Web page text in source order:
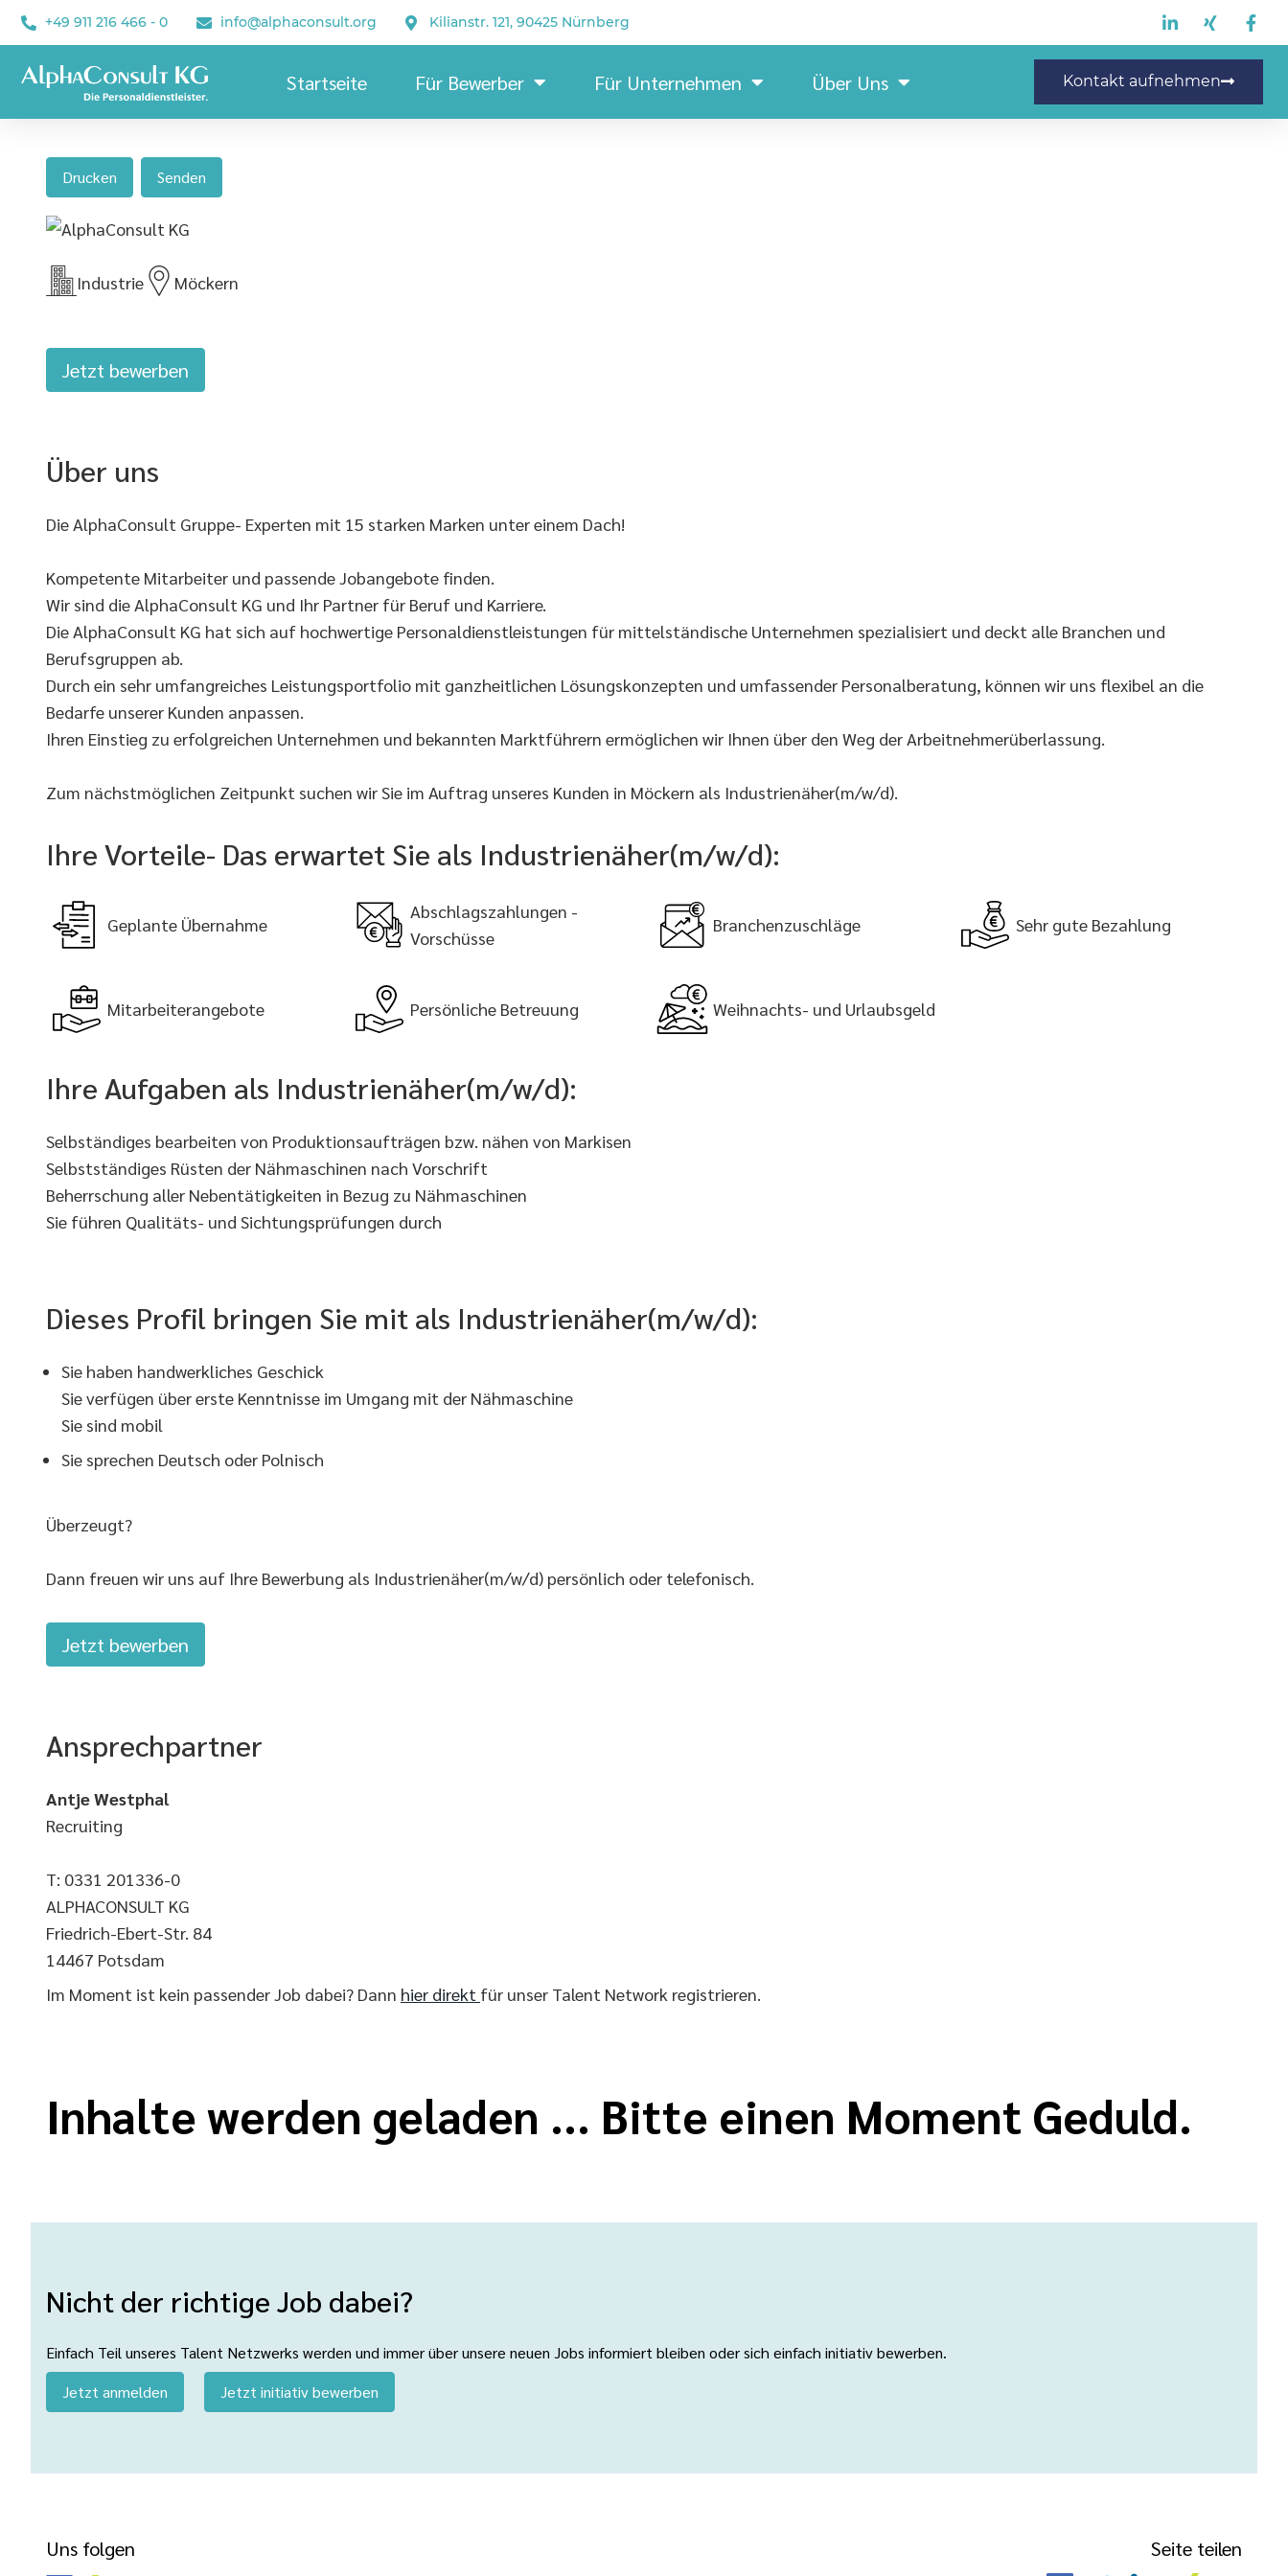
+49 911 216 466 - 0 info@alphaconsult.org Kilianstr. 121, 90425 Nürnberg
Startseite Für Bewerber Für Unternehmen Über Uns Kontakt aufnehmen
Drucken Senden
Industrie Möckern
Jetzt bewerben
Über uns
Die AlphaConsult Gruppe- Experten mit 15 starken Marken unter einem Dach!
Kompetente Mitarbeiter und passende Jobangebote finden.
Wir sind die AlphaConsult KG und Ihr Partner für Beruf und Karriere.
Die AlphaConsult KG hat sich auf hochwertige Personaldienstleistungen für mittelständische Unternehmen spezialisiert und deckt alle Branchen und
Berufsgruppen ab.
Durch ein sehr umfangreiches Leistungsportfolio mit ganzheitlichen Lösungskonzepten und umfassender Personalberatung, können wir uns flexibel an die
Bedarfe unserer Kunden anpassen.
Ihren Einstieg zu erfolgreichen Unternehmen und bekannten Marktführern ermöglichen wir Ihnen über den Weg der Arbeitnehmerüberlassung.
Zum nächstmöglichen Zeitpunkt suchen wir Sie im Auftrag unseres Kunden in Möckern als Industrienäher(m/w/d).
Ihre Vorteile- Das erwartet Sie als Industrienäher(m/w/d):
Geplante Übernahme
Abschlagszahlungen -
Vorschüsse
Branchenzuschläge Sehr gute Bezahlung
Mitarbeiterangebote Persönliche Betreuung Weihnachts- und Urlaubsgeld
Ihre Aufgaben als Industrienäher(m/w/d):
Selbständiges bearbeiten von Produktionsaufträgen bzw. nähen von Markisen
Selbstständiges Rüsten der Nähmaschinen nach Vorschrift
Beherrschung aller Nebentätigkeiten in Bezug zu Nähmaschinen
Sie führen Qualitäts- und Sichtungsprüfungen durch
Dieses Profil bringen Sie mit als Industrienäher(m/w/d):
Sie haben handwerkliches Geschick
Sie verfügen über erste Kenntnisse im Umgang mit der Nähmaschine
Sie sind mobil
Sie sprechen Deutsch oder Polnisch
Überzeugt?
Dann freuen wir uns auf Ihre Bewerbung als Industrienäher(m/w/d) persönlich oder telefonisch.
Jetzt bewerben
Ansprechpartner
Antje Westphal
Recruiting
T: 0331 201336-0
ALPHACONSULT KG
Friedrich-Ebert-Str. 84
14467 Potsdam
Im Moment ist kein passender Job dabei? Dann hier direkt für unser Talent Network registrieren.
Inhalte werden geladen ... Bitte einen Moment Geduld.
Nicht der richtige Job dabei?
Einfach Teil unseres Talent Netzwerks werden und immer über unsere neuen Jobs informiert bleiben oder sich einfach initiativ bewerben.
Jetzt anmelden
Jetzt initiativ bewerben
Uns folgen Seite teilen